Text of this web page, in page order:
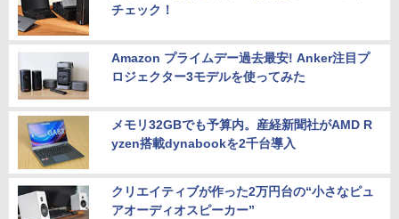
チェック！
Amazon プライムデー過去最安! Anker注目プ
ロジェクター3モデルを使ってみた
メモリ32GBでも予算内。産経新聞社がAMD R
yzen搭載dynabookを2千台導入
クリエイティブが作った2万円台の“小さなピュ
アオーディオスピーカー”